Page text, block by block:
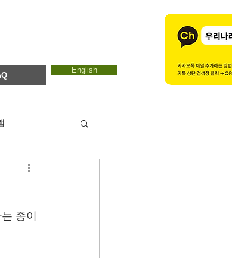
English
에코마마
2017
종이